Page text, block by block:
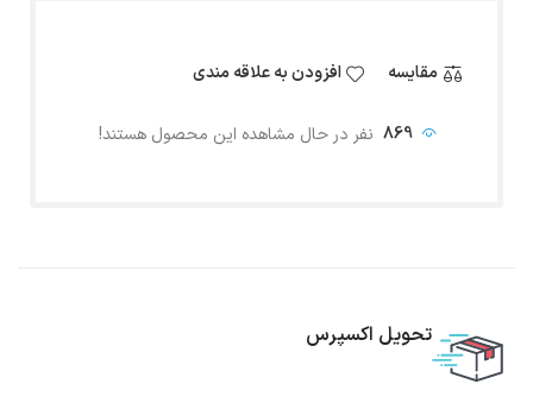
مقایسه افزودن به علاقه مندی
869 نفر در حال مشاهده این محصول هستند!
تحویل اکسپرس